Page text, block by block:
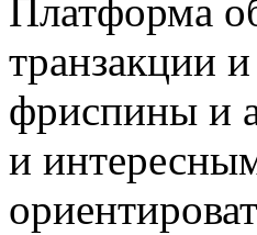
Платформа
транзакции
фриспины и
и